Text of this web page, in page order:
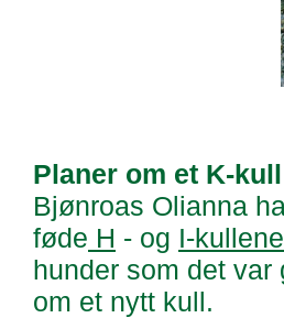
Planer om et K-kull
Bjønroas Olianna
føde H - og I-kullene
hunder som det
om et nytt kull.